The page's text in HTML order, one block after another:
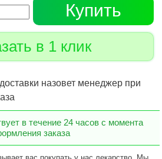
Купить
в 1 клик
назовет менеджер при
в течение 24 часов с момента
заказа